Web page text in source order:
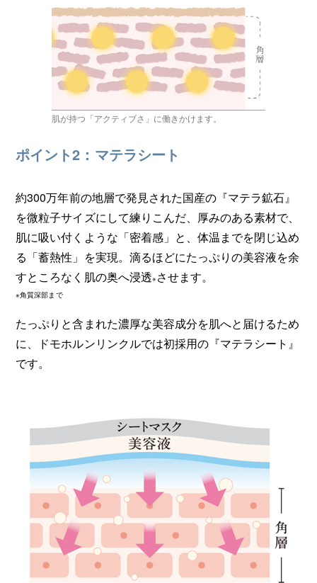
肌が持つ「アクティブさ」に働きかけます。
ポイント2：マテラシート
約300万年前の地層で発見された国産の『マテラ鉱石』
を微粒子サイズにして練りこんだ、厚みのある素材で、
肌に吸い付くような「密着感」と、体温までを閉じ込め
る「蓄熱性」を実現。滴るほどにたっぷりの美容液を余
すところなく肌の奥へ浸透※ させます。
※角質深部まで
たっぷりと含まれた濃厚な美容成分を肌へと届けるため
に、ドモホルンリンクルでは初採用の『マテラシート』
です。